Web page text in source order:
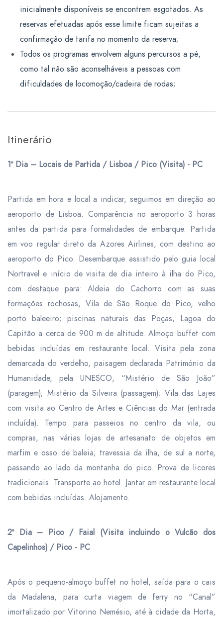
inicialmente disponíveis se encontrem esgotados. As
reservas efetuadas após esse limite ficam sujeitas a
confirmação de tarifa no momento da reserva;
Todos os programas envolvem alguns percursos a pé,
como tal não são aconselháveis a pessoas com
dificuldades de locomoção/cadeira de rodas;
Itinerário
1º Dia – Locais de Partida / Lisboa / Pico (Visita) - PC
Partida em hora e local a indicar, seguimos em direção ao
aeroporto de Lisboa. Comparência no aeroporto 3 horas
antes da partida para formalidades de embarque. Partida
em voo regular direto da Azores Airlines, com destino ao
aeroporto do Pico. Desembarque assistido pelo guia local
Nortravel e início de visita de dia inteiro à ilha do Pico,
com destaque para: Aldeia do Cachorro com as suas
formações rochosas, Vila de São Roque do Pico, velho
porto baleeiro; piscinas naturais das Poças, Lagoa do
Capitão a cerca de 900 m de altitude.Almoço buffet com
bebidas incluídas em restaurante local. Visita pela zona
demarcada do verdelho, paisagem declarada Património da
Humanidade, pela UNESCO, “Mistério de São João”
(paragem); Mistério da Silveira (passagem); Vila das Lajes
com visita ao Centro de Artes e Ciências do Mar (entrada
incluída). Tempo para passeios no centro da vila, ou
compras, nas várias lojas de artesanato de objetos em
marfim e osso de baleia; travessia da ilha, de sul a norte,
passando ao lado da montanha do pico. Prova de licores
tradicionais. Transporte ao hotel. Jantar em restaurante local
com bebidas incluídas. Alojamento.
2º Dia – Pico / Faial (Visita incluindo o Vulcão dos
Capelinhos) / Pico - PC
Após o pequeno-almoço buffet no hotel, saída para o cais
da Madalena, para curta viagem de ferry no “Canal”
imortalizado por Vitorino Nemésio, até à cidade da Horta,